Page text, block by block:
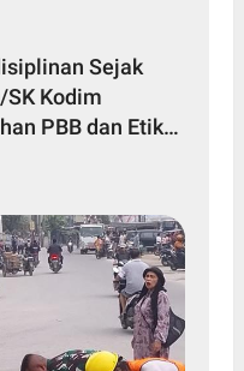
Sejak
Kodim
PBB dan Etika